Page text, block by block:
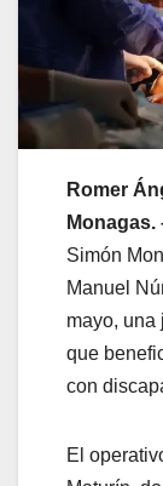
Romer
Monagas.
Simón
Manuel
mayo, una
que
con
El